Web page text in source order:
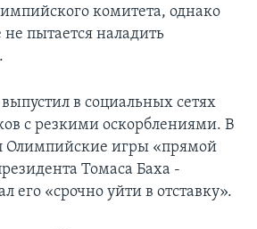
комитета, однако
пытается наладить
в социальных сетях
с резкими оскорблениями. В
Олимпийские игры «прямой
Томаса Баха -
его «срочно уйти в отставку».